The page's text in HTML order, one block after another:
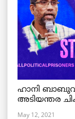
ഹാനി
അടിയന്തര
May 12, 2021